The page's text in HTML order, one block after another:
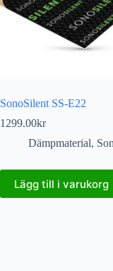
SonoSilent SS-E22
1299.00kr
Dämpmaterial,
Lägg till i varukorg